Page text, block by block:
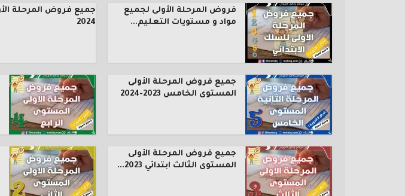
فروض المرحلة الأولى لجميع
مواد و مستويات التعليم...
2024
جميع فروض المرحلة الأولى
المستوى الخامس 2023-2024
جميع فروض المرحلة الأولى
المستوى الثالث ابتدائي 2023...